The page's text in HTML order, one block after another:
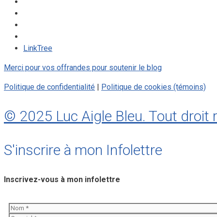
LinkTree
Merci pour vos offrandes pour soutenir le blog
Politique de confidentialité Politique de cookies (témoins)
© 2025 Luc Aigle Bleu. Tout droit
S'inscrire à mon Infolettre
Inscrivez-vous à mon infolettre